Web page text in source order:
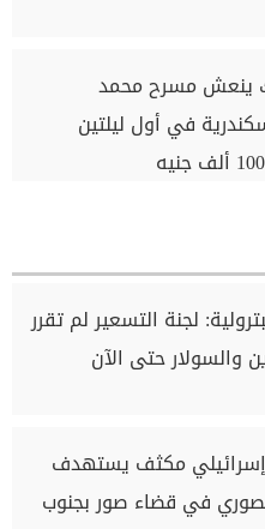
ينعش مسرح محمد
في أول ليلتين
لجنة التسعير لم تقرر
والسولار حتى الآن
مكثف يستهدف
في قضاء صور بجنوب